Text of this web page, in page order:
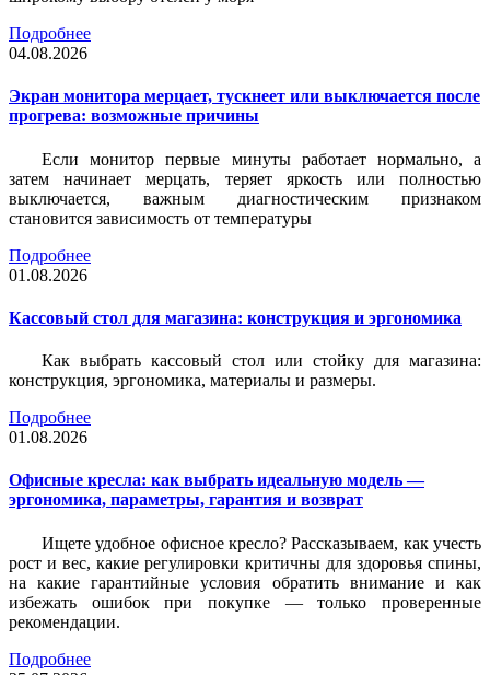
Подробнее
04.08.2026
Экран монитора мерцает, тускнеет или выключается после
прогрева: возможные причины
Если монитор первые минуты работает нормально, а
затем начинает мерцать, теряет яркость или полностью
выключается, важным диагностическим признаком
становится зависимость от температуры
Подробнее
01.08.2026
Кассовый стол для магазина: конструкция и эргономика
Как выбрать кассовый стол или стойку для магазина:
конструкция, эргономика, материалы и размеры.
Подробнее
01.08.2026
Офисные кресла: как выбрать идеальную модель —
эргономика, параметры, гарантия и возврат
Ищете удобное офисное кресло? Рассказываем, как учесть
рост и вес, какие регулировки критичны для здоровья спины,
на какие гарантийные условия обратить внимание и как
избежать ошибок при покупке — только проверенные
рекомендации.
Подробнее